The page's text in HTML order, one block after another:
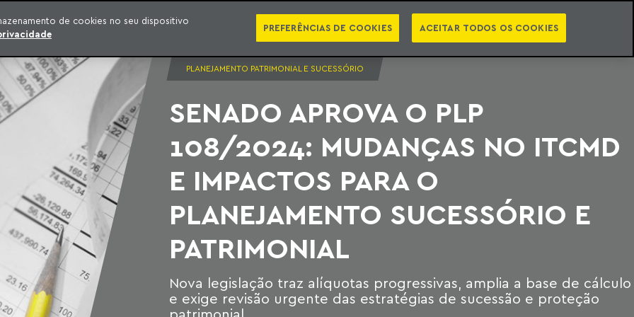
SÉRIES PUBLICAÇÕES EBOOKS PODCASTS NEWSLETTER VIDEOCASTS PT EN CATEGORIAS
PLANEJAMENTO PATRIMONIAL E SUCESSÓRIO
SENADO APROVA O PLP
108/2024: MUDANÇAS NO ITCMD
E IMPACTOS PARA O
PLANEJAMENTO SUCESSÓRIO E
PATRIMONIAL
Nova legislação traz alíquotas progressivas, amplia a base de cálculo
e exige revisão urgente das estratégias de sucessão e proteção
de cookies no seu dispositivo
PREFERÊNCIAS DE COOKIES ACEITAR TODOS OS COOKIES